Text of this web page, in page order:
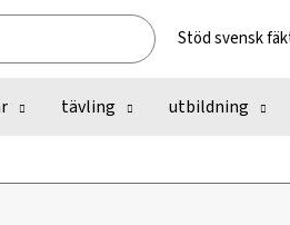
Stöd svensk
tävling utbildning